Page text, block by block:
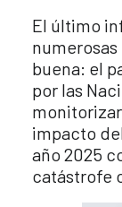
El último
buena: el
por las
impacto
año 2025
catástrofe